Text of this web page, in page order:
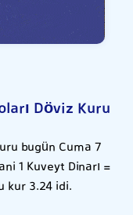
Döviz Kuru
bugün Cuma 7
1 Kuveyt Dinarı =
kur 3.24 idi.